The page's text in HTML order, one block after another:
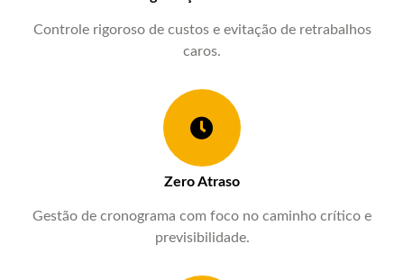
Controle rigoroso de custos e evitação de retrabalhos
caros.
Zero Atraso
Gestão de cronograma com foco no caminho crítico e
previsibilidade.